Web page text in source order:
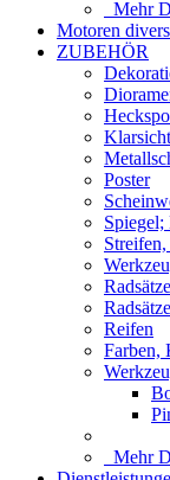
Mehr
Motoren
ZUBEHÖR
Poster
Spiegel;
Reifen
Farben,
Mehr